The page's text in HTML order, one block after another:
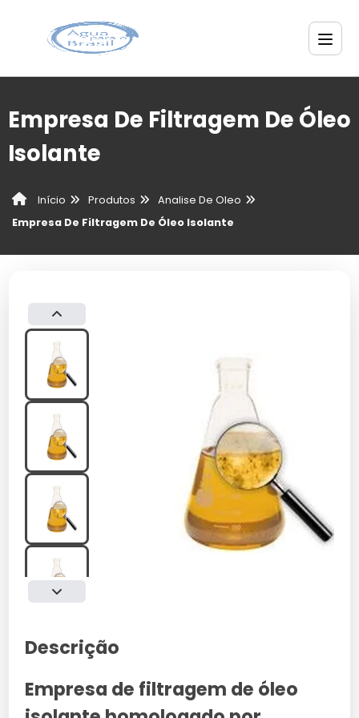
Empresa De Filtragem De Óleo
Isolante
Início Produtos
Analise De Oleo
Empresa De Filtragem De Óleo Isolante
Descrição
Empresa de filtragem de óleo